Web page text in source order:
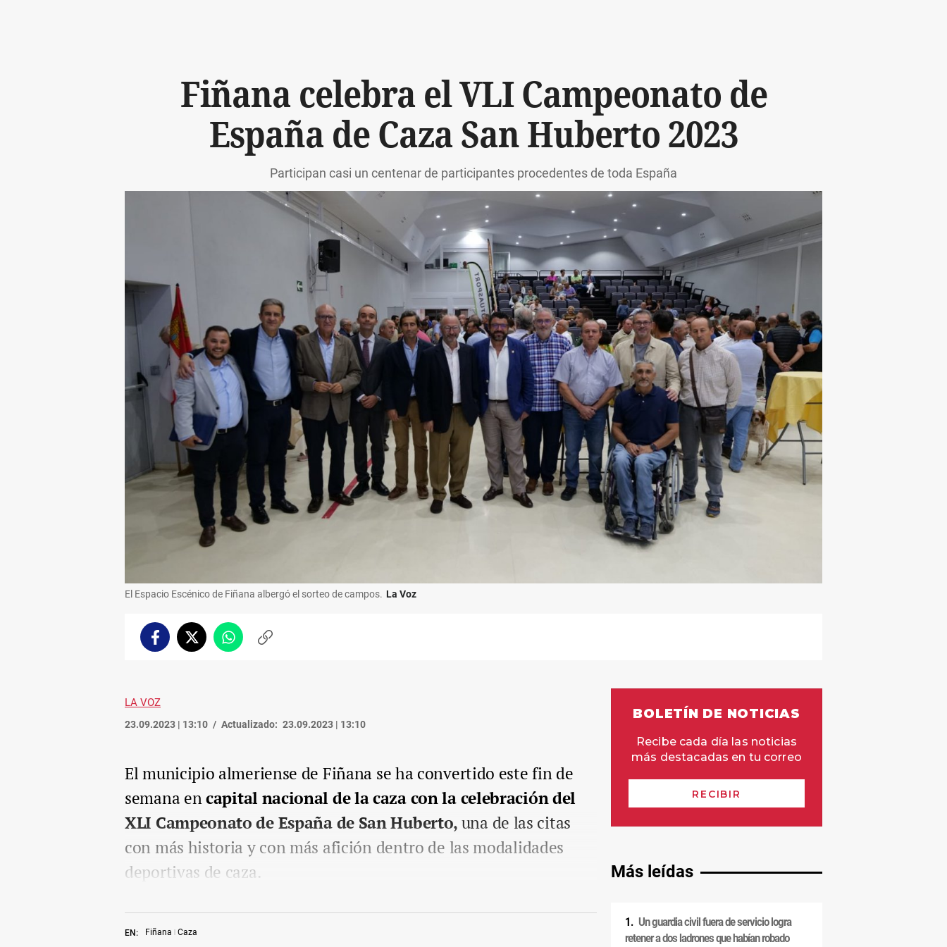
Fiñana celebra el VLI Campeonato de
España de Caza San Huberto 2023
Participan casi un centenar de participantes procedentes de toda España
El Espacio Escénico de Fiñana albergó el sorteo de campos. La Voz
FacebookTwitterWhatsappCopiar
LA VOZ
23.09.2023 | 13:10 Actualizado: 23.09.2023 | 13:10
EN: Fiñana Caza
El municipio almeriense de Fiñana se ha convertido este fin de
semana encapital nacional de la caza con la celebración del
XLI Campeonato de España de San Huberto,una de las citas
con más historia y con más afición dentro de las modalidades
deportivas de caza.
Más leídas
Un guardia civil fuera de servicio logra
retener a dos ladrones que habían robado